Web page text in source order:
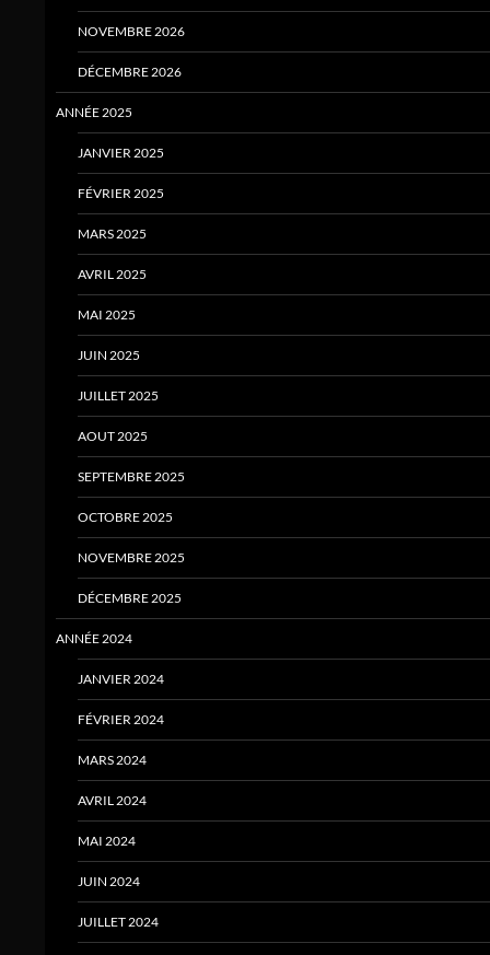
NOVEMBRE 2026
DÉCEMBRE 2026
ANNÉE 2025
JANVIER 2025
FÉVRIER 2025
MARS 2025
AVRIL 2025
MAI 2025
JUIN 2025
JUILLET 2025
AOUT 2025
SEPTEMBRE 2025
OCTOBRE 2025
NOVEMBRE 2025
DÉCEMBRE 2025
ANNÉE 2024
JANVIER 2024
FÉVRIER 2024
MARS 2024
AVRIL 2024
MAI 2024
JUIN 2024
JUILLET 2024